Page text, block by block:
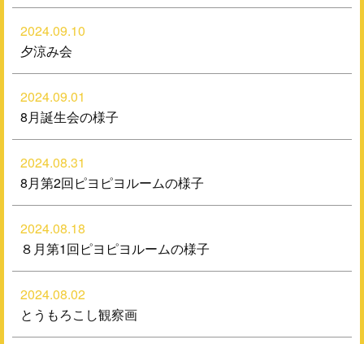
2024.09.10
夕涼み会
2024.09.01
8月誕生会の様子
2024.08.31
8月第2回ピヨピヨルームの様子
2024.08.18
８月第1回ピヨピヨルームの様子
2024.08.02
とうもろこし観察画